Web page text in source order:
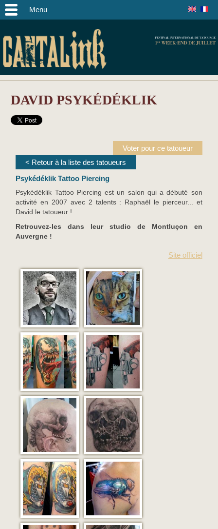
Menu
DAVID PSYKÉDÉKLIK
Voter pour ce tatoueur
< Retour à la liste des tatoueurs
Psykédéklik Tattoo Piercing
Psykédéklik Tattoo Piercing est un salon qui a débuté son
activité en 2007 avec 2 talents : Raphaël le pierceur... et
David le tatoueur !
Retrouvez-les dans leur studio de Montluçon en
Auvergne !
Site officiel